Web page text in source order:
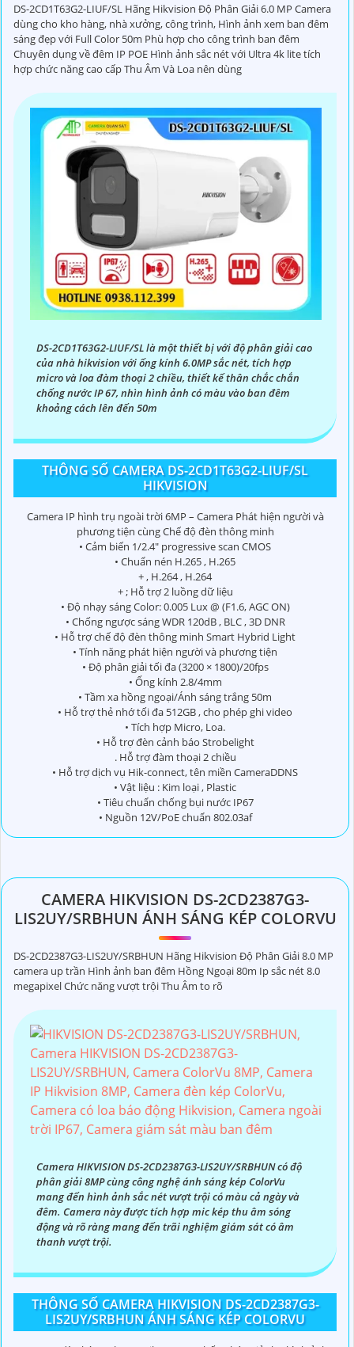
DS-2CD1T63G2-LIUF/SL Hãng Hikvision Độ Phân Giải 6.0 MP Camera
dùng cho kho hàng, nhà xưởng, công trình, Hình ảnh xem ban đêm
sáng đẹp với Full Color 50m Phù hợp cho công trình ban đêm
Chuyên dụng về đêm IP POE Hình ảnh sắc nét với Ultra 4k lite tích
hợp chức năng cao cấp Thu Âm Và Loa nên dùng
DS-2CD1T63G2-LIUF/SL là một thiết bị với độ phân giải cao
của nhà hikvision với ống kính 6.0MP sắc nét, tích hợp
micro và loa đàm thoại 2 chiều, thiết kế thân chắc chắn
chống nước IP 67, nhìn hình ảnh có màu vào ban đêm
khoảng cách lên đến 50m
THÔNG SỐ CAMERA DS-2CD1T63G2-LIUF/SL
HIKVISION
Camera IP hình trụ ngoài trời 6MP – Camera Phát hiện người và
phương tiện cùng Chế độ đèn thông minh
• Cảm biến 1/2.4" progressive scan CMOS
• Chuẩn nén H.265 , H.265
+ , H.264 , H.264
+ ; Hỗ trợ 2 luồng dữ liệu
• Độ nhạy sáng Color: 0.005 Lux @ (F1.6, AGC ON)
• Chống ngược sáng WDR 120dB , BLC , 3D DNR
• Hỗ trợ chế độ đèn thông minh Smart Hybrid Light
• Tính năng phát hiện người và phương tiện
• Độ phân giải tối đa (3200 × 1800)/20fps
• Ống kính 2.8/4mm
• Tầm xa hồng ngoại/Ánh sáng trắng 50m
• Hỗ trợ thẻ nhớ tối đa 512GB , cho phép ghi video
• Tích hợp Micro, Loa.
• Hỗ trợ đèn cảnh báo Strobelight
. Hỗ trợ đàm thoại 2 chiều
• Hỗ trợ dịch vụ Hik-connect, tên miền CameraDDNS
• Vật liệu : Kim loại , Plastic
• Tiêu chuẩn chống bụi nước IP67
• Nguồn 12V/PoE chuẩn 802.03af
CAMERA HIKVISION DS-2CD2387G3-
LIS2UY/SRBHUN ÁNH SÁNG KÉP COLORVU
DS-2CD2387G3-LIS2UY/SRBHUN Hãng Hikvision Độ Phân Giải 8.0 MP
camera up trần Hình ảnh ban đêm Hồng Ngoại 80m Ip sắc nét 8.0
megapixel Chức năng vượt trội Thu Âm to rõ
Camera HIKVISION DS-2CD2387G3-LIS2UY/SRBHUN có độ
phân giải 8MP cùng công nghệ ánh sáng kép ColorVu
mang đến hình ảnh sắc nét vượt trội có màu cả ngày và
đêm. Camera này được tích hợp mic kép thu âm sóng
động và rõ ràng mang đến trãi nghiệm giám sát có âm
thanh vượt trội.
THÔNG SỐ CAMERA HIKVISION DS-2CD2387G3-
LIS2UY/SRBHUN ÁNH SÁNG KÉP COLORVU